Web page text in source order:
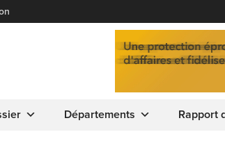
Départements Rapport